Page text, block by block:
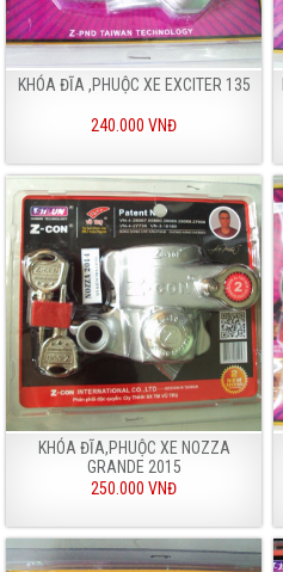
KHÓA ĐĨA ,PHUỘC XE EXCITER 135
240.000 VNĐ
KHÓA ĐĨA,PHUỘC XE NOZZA
GRANDE 2015
250.000 VNĐ